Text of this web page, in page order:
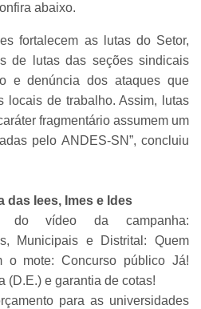
abaixo.
fortalecem as lutas do Setor,
de lutas das seções sindicais
e denúncia dos ataques que
locais de trabalho. Assim, lutas
fragmentário assumem um
pelo ANDES-SN”, concluiu
das Iees, Imes e Ides
do vídeo da campanha:
Municipais e Distrital: Quem
o mote: Concurso público Já!
(D.E.) e garantia de cotas!
para as universidades